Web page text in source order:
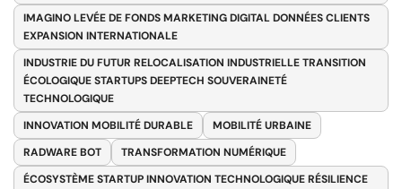
IMAGINO LEVÉE DE FONDS MARKETING DIGITAL DONNÉES CLIENTS
EXPANSION INTERNATIONALE
INDUSTRIE DU FUTUR RELOCALISATION INDUSTRIELLE TRANSITION
ÉCOLOGIQUE STARTUPS DEEPTECH SOUVERAINETÉ
TECHNOLOGIQUE
INNOVATION MOBILITÉ DURABLE
MOBILITÉ URBAINE
RADWARE BOT
TRANSFORMATION NUMÉRIQUE
ÉCOSYSTÈME STARTUP INNOVATION TECHNOLOGIQUE RÉSILIENCE